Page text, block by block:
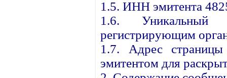
1.5. ИНН эмитента
1.6. Уникальный
регистрирующим
1.7. Адрес страницы
эмитентом для